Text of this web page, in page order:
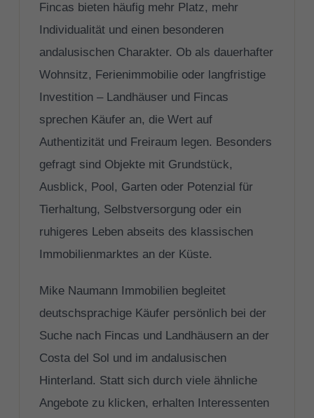
Fincas bieten häufig mehr Platz, mehr
Individualität und einen besonderen
andalusischen Charakter. Ob als dauerhafter
Wohnsitz, Ferienimmobilie oder langfristige
Investition – Landhäuser und Fincas
sprechen Käufer an, die Wert auf
Authentizität und Freiraum legen. Besonders
gefragt sind Objekte mit Grundstück,
Ausblick, Pool, Garten oder Potenzial für
Tierhaltung, Selbstversorgung oder ein
ruhigeres Leben abseits des klassischen
Immobilienmarktes an der Küste.
Mike Naumann Immobilien begleitet
deutschsprachige Käufer persönlich bei der
Suche nach Fincas und Landhäusern an der
Costa del Sol und im andalusischen
Hinterland. Statt sich durch viele ähnliche
Angebote zu klicken, erhalten Interessenten